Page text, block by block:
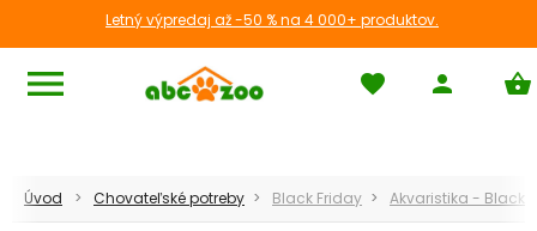
Letný výpredaj až -50 % na 4 000+ produktov.
menu favorite person shopping_basket
Úvod Chovateľské potreby Black Friday Akvaristika - Black